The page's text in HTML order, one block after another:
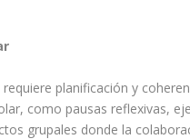
planificación y
como pausas reflexivas,
grupales donde la